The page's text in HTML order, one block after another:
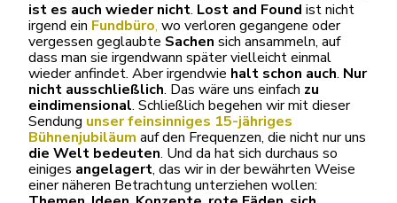
ist es auch wieder nicht. Lost and Found ist nicht
irgend ein Fundbüro, wo verloren gegangene oder
vergessen geglaubte Sachen sich ansammeln, auf
dass man sie irgendwann später vielleicht einmal
wieder anfindet. Aber irgendwie halt schon auch. Nur
nicht ausschließlich. Das wäre uns einfach zu
eindimensional. Schließlich begehen wir mit dieser
Sendung unser feinsinniges 15-jähriges
Bühnenjubiläum auf den Frequenzen, die nicht nur uns
die Welt bedeuten. Und da hat sich durchaus so
einiges angelagert, das wir in der bewährten Weise
einer näheren Betrachtung unterziehen wollen: